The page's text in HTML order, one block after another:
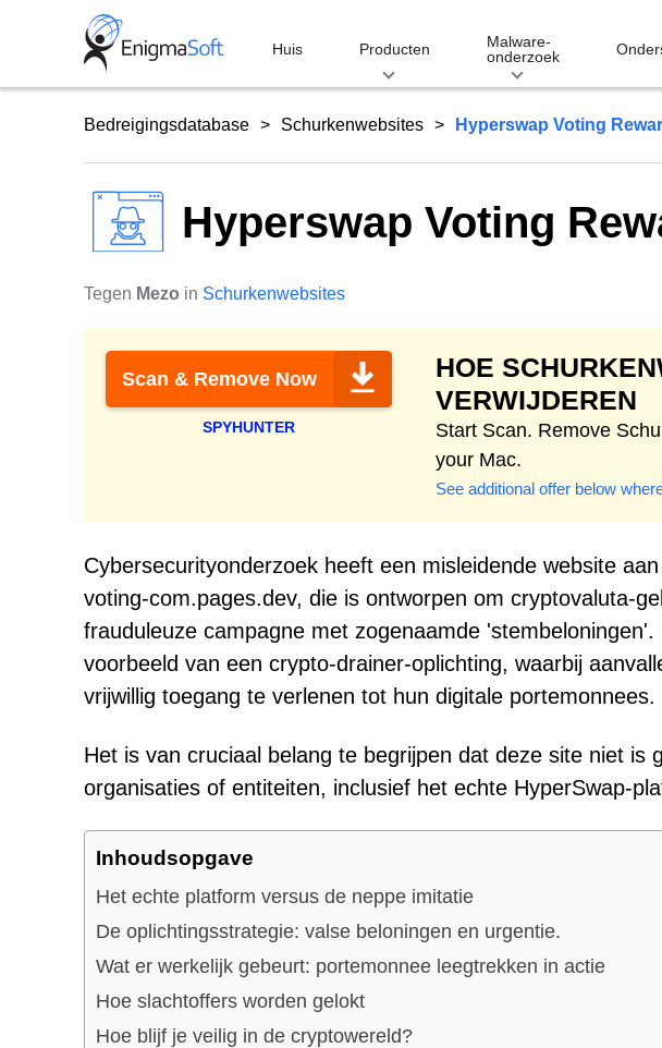
Huis Producten
Malware-
onderzoek
Bedreigingsdatabase Schurkenwebsites Hyperswap Voting
Hyperswap Voting
Tegen Mezo in Schurkenwebsites
Scan & Remove Now
SPYHUNTER
HOE
VERWIJDEREN
Start Scan. Remove
your Mac.
See additional offer below
Cybersecurityonderzoek heeft een misleidende website
voting-com.pages.dev, die is ontworpen om cryptovaluta-
frauduleuze campagne met zogenaamde
voorbeeld van een crypto-drainer-oplichting, waarbij
vrijwillig toegang te verlenen tot hun digitale portemonnees.
Het is van cruciaal belang te begrijpen dat deze site niet is
organisaties of entiteiten, inclusief het echte HyperSwap-
Inhoudsopgave
Het echte platform versus de neppe imitatie
De oplichtingsstrategie: valse beloningen en urgentie.
Wat er werkelijk gebeurt: portemonnee leegtrekken in actie
Hoe slachtoffers worden gelokt
Hoe blijf je veilig in de cryptowereld?